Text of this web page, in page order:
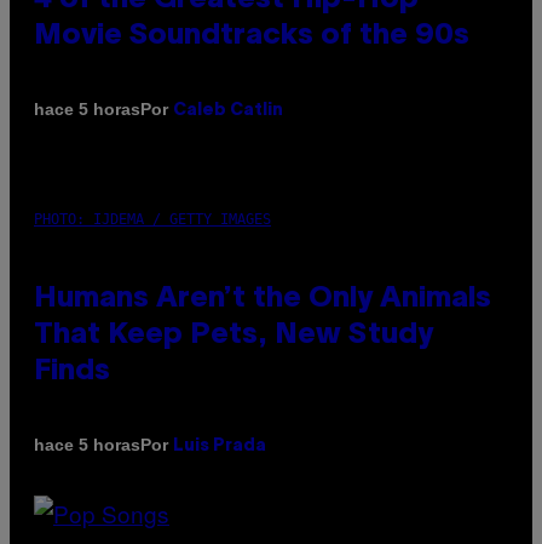
Movie Soundtracks of the 90s
hace 5 horasPor Caleb Catlin
PHOTO: IJDEMA / GETTY IMAGES
Humans Aren’t the Only Animals
That Keep Pets, New Study
Finds
hace 5 horasPor Luis Prada